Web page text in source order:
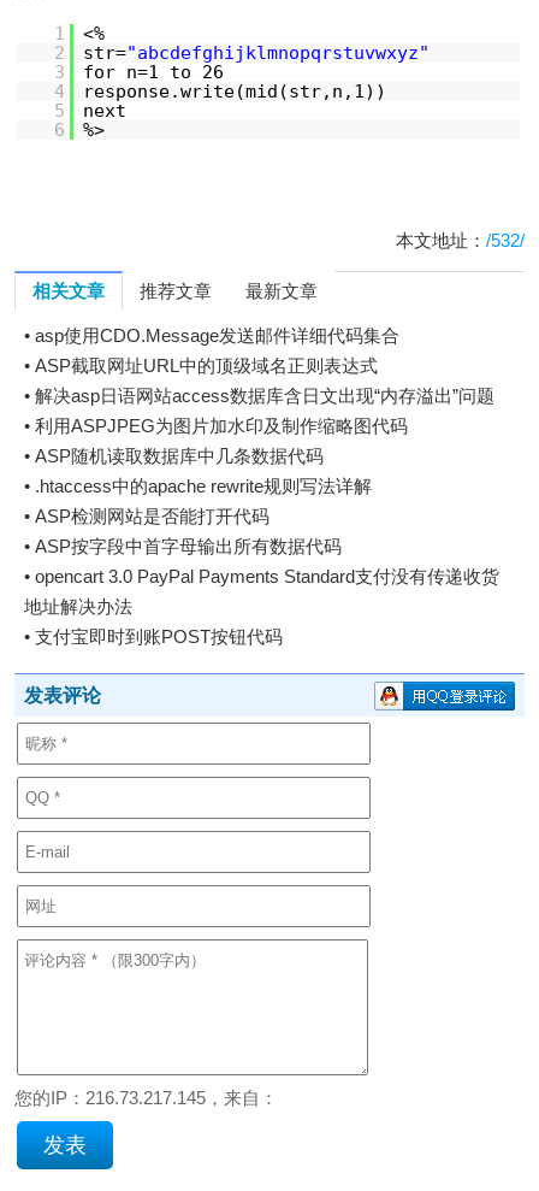
1
<%
2
str="abcdefghijklmnopqrstuvwxyz"
3
for n=1 to 26
4
response.write(mid(str,n,1))
5
next
6
%>
本文地址： /532/
相关文章 推荐文章 最新文章
•asp使用CDO.Message发送邮件详细代码集合
•ASP截取网址URL中的顶级域名正则表达式
•解决asp日语网站access数据库含日文出现“内存溢出”问题
•利用ASPJPEG为图片加水印及制作缩略图代码
•ASP随机读取数据库中几条数据代码
• .htaccess中的apache rewrite规则写法详解
•ASP检测网站是否能打开代码
•ASP按字段中首字母输出所有数据代码
•opencart 3.0 PayPal Payments Standard支付没有传递收货
地址解决办法
•支付宝即时到账POST按钮代码
发表评论
您的IP：216.73.217.145，来自：